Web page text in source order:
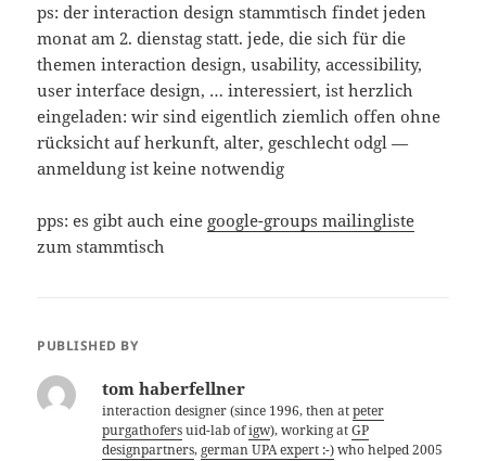
ps: der interaction design stammtisch findet jeden
monat am 2. dienstag statt. jede, die sich für die
themen interaction design, usability, accessibility,
user interface design, … interessiert, ist herzlich
eingeladen: wir sind eigentlich ziemlich offen ohne
rücksicht auf herkunft, alter, geschlecht odgl —
anmeldung ist keine notwendig
pps: es gibt auch eine google-groups mailingliste
zum stammtisch
PUBLISHED BY
tom haberfellner
interaction designer (since 1996, then atpeter
purgathofersuid-lab ofigw), working atGP
designpartners,german UPA expert :-)who helped 2005